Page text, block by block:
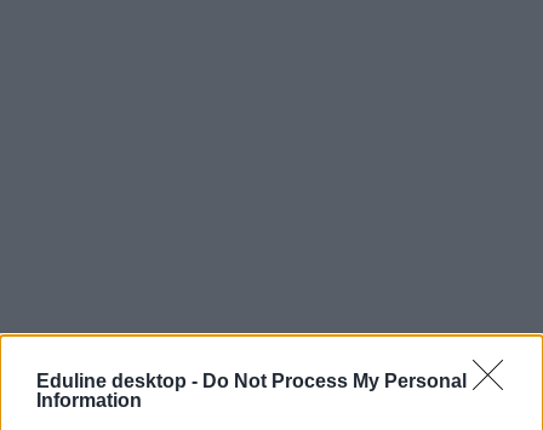
Eduline desktop - Do Not Process My Personal
Information